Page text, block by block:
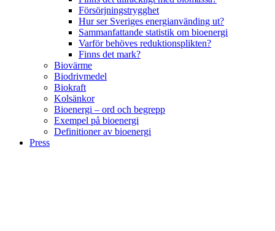
Försörjningstrygghet
Hur ser Sveriges energianvänding ut?
Sammanfattande statistik om bioenergi
Varför behöves reduktionsplikten?
Finns det mark?
Biovärme
Biodrivmedel
Biokraft
Kolsänkor
Bioenergi – ord och begrepp
Exempel på bioenergi
Definitioner av bioenergi
Press